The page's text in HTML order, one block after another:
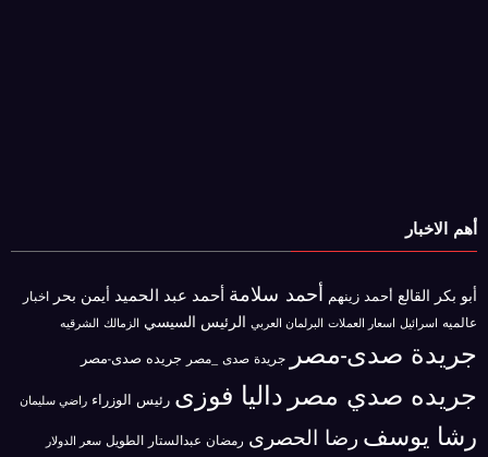
أهم الاخبار
أبو بكر القالع أحمد زينهم أحمد سلامة أحمد عبد الحميد أيمن بحر اخبار
عالميه اسرائيل اسعار العملات البرلمان العربي الرئيس السيسي الزمالك الشرقيه
جريدة صدى-مصر جريدة صدى _مصر جريده صدى-مصر
جريده صدي مصر داليا فوزى رئيس الوزراء راضي سليمان
رشا يوسف رضا الحصرى رمضان عبدالستار الطويل سعر الدولار